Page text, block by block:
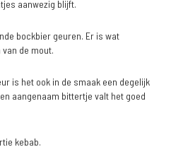
aanwezig blijft.
bockbier geuren. Er is wat
de mout.
is het ook in de smaak een degelijk
aangenaam bittertje valt het goed
kebab.